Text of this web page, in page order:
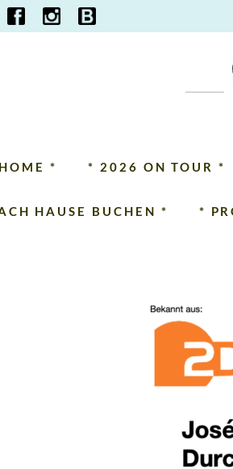
* * 2026 ON TOUR *
HAUSE BUCHEN * *